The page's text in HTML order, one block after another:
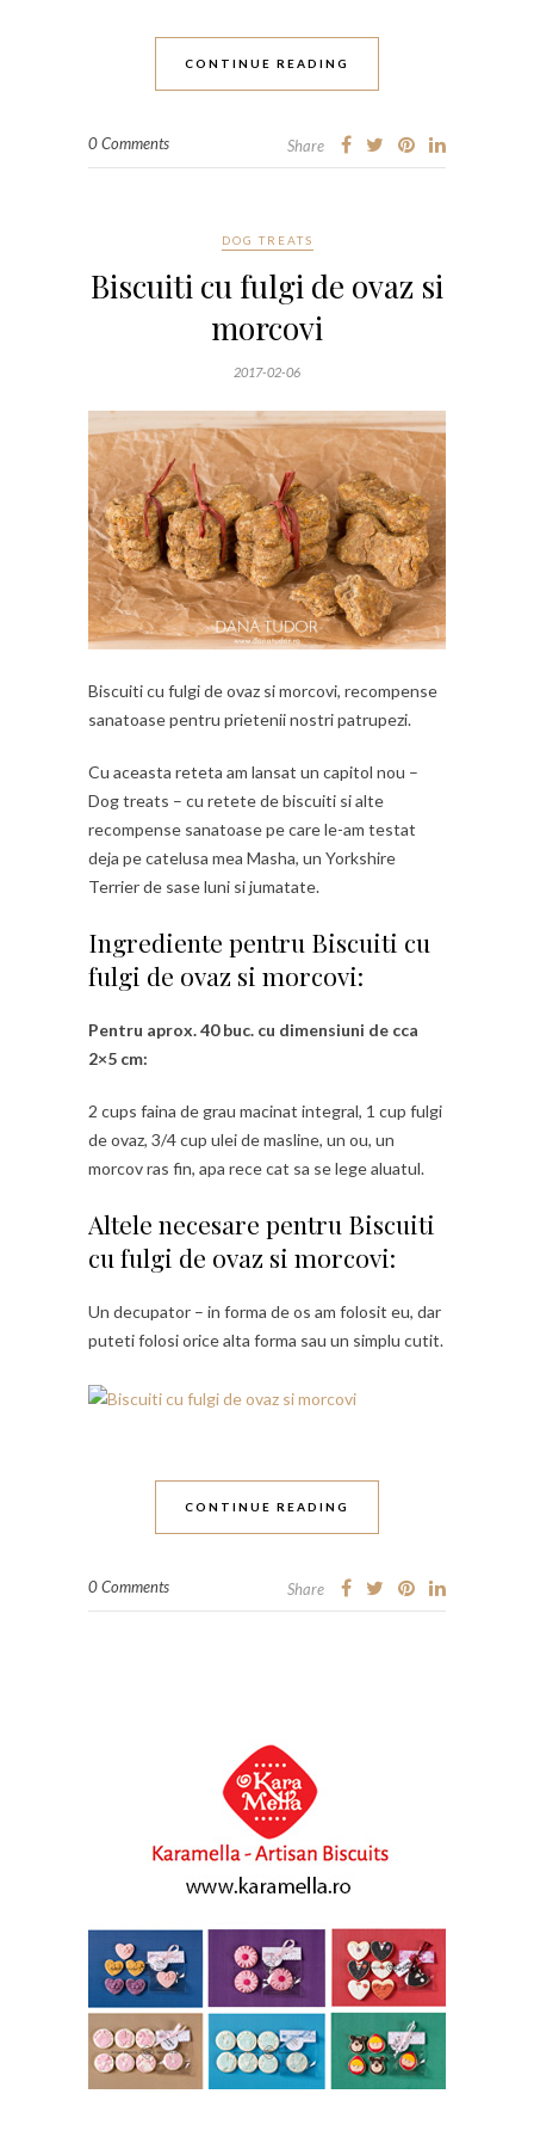
CONTINUE READING
0 Comments Share
DOG TREATS
Biscuiti cu fulgi de ovaz si
morcovi
2017-02-06
Biscuiti cu fulgi de ovaz si morcovi, recompense
sanatoase pentru prietenii nostri patrupezi.
Cu aceasta reteta am lansat un capitol nou –
Dog treats – cu retete de biscuiti si alte
recompense sanatoase pe care le-am testat
deja pe catelusa mea Masha, un Yorkshire
Terrier de sase luni si jumatate.
Ingrediente pentru Biscuiti cu
fulgi de ovaz si morcovi:
Pentru aprox. 40 buc. cu dimensiuni de cca
2×5 cm:
2 cups faina de grau macinat integral, 1 cup fulgi
de ovaz, 3/4 cup ulei de masline, un ou, un
morcov ras fin, apa rece cat sa se lege aluatul.
Altele necesare pentru Biscuiti
cu fulgi de ovaz si morcovi:
Un decupator – in forma de os am folosit eu, dar
puteti folosi orice alta forma sau un simplu cutit.
CONTINUE READING
0 Comments Share